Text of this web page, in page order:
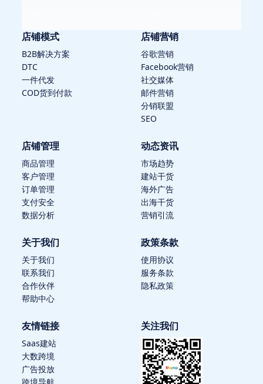
店铺模式
B2B解决方案
DTC
一件代发
COD货到付款
店铺营销
谷歌营销
Facebook营销
社交媒体
邮件营销
分销联盟
SEO
店铺管理
商品管理
客户管理
订单管理
支付安全
数据分析
动态资讯
市场趋势
建站干货
海外广告
出海干货
营销引流
关于我们
关于我们
联系我们
合作伙伴
帮助中心
政策条款
使用协议
服务条款
隐私政策
友情链接
Saas建站
大数跨境
广告投放
关注我们